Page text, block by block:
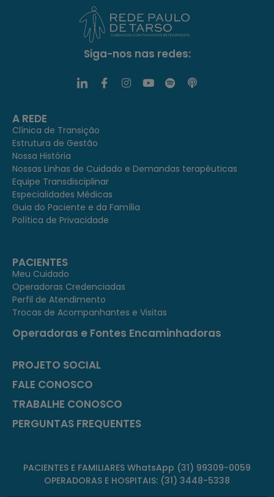
Siga-nos nas redes:
A REDE
Clínica de Transição
Estrutura de Gestão
Nossa História
Nossas Linhas de Cuidado e Demandas terapêuticas
Equipe Transdisciplinar
Especialidades Médicas
Guia do Paciente e da Família
Política de Privacidade
PACIENTES
Meu Cuidado
Operadoras Credenciadas
Perfil de Atendimento
Trocas de Acompanhantes e Visitas
Operadoras e Fontes Encaminhadoras
PROJETO SOCIAL
FALE CONOSCO
TRABALHE CONOSCO
PERGUNTAS FREQUENTES
PACIENTES E FAMILIARES WhatsApp (31) 99309-0059
OPERADORAS E HOSPITAIS: (31) 3448-5338